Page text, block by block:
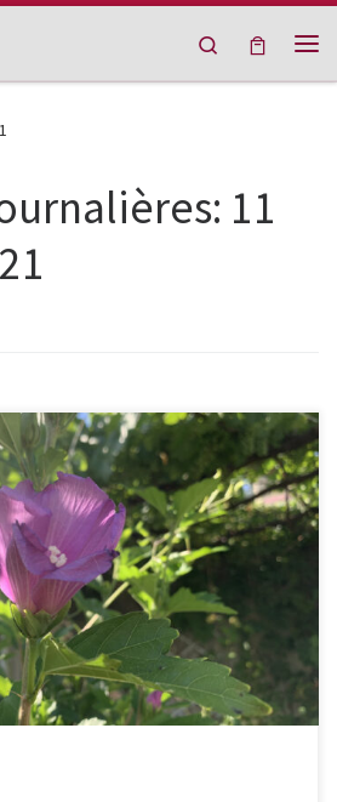
Search
11
videRestons connectés.es Inscrivez-vous
spammons pas ! […]